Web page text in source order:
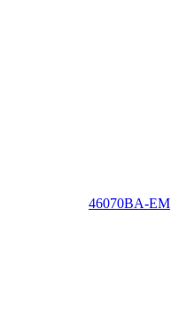
46070BA-EM